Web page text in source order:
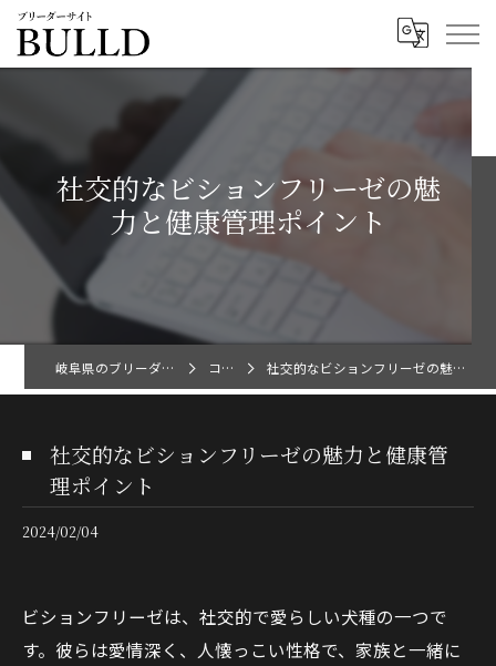
社交的なビションフリーゼの魅
力と健康管理ポイント
岐阜県のブリーダーならBULLD コラム 社交的なビションフリーゼの魅力と健康管理ポイント
社交的なビションフリーゼの魅力と健康管
理ポイント
2024/02/04
ビションフリーゼは、社交的で愛らしい犬種の一つで
す。彼らは愛情深く、人懐っこい性格で、家族と一緒に